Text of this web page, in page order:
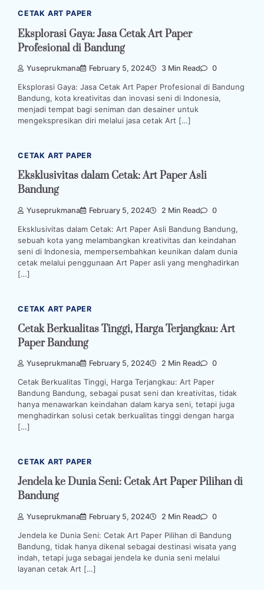
CETAK ART PAPER
Eksplorasi Gaya: Jasa Cetak Art Paper
Profesional di Bandung
Yuseprukmana February 5, 2024 3 Min Read 0
Eksplorasi Gaya: Jasa Cetak Art Paper Profesional di Bandung
Bandung, kota kreativitas dan inovasi seni di Indonesia,
menjadi tempat bagi seniman dan desainer untuk
mengekspresikan diri melalui jasa cetak Art […]
CETAK ART PAPER
Eksklusivitas dalam Cetak: Art Paper Asli
Bandung
Yuseprukmana February 5, 2024 2 Min Read 0
Eksklusivitas dalam Cetak: Art Paper Asli Bandung Bandung,
sebuah kota yang melambangkan kreativitas dan keindahan
seni di Indonesia, mempersembahkan keunikan dalam dunia
cetak melalui penggunaan Art Paper asli yang menghadirkan
[…]
CETAK ART PAPER
Cetak Berkualitas Tinggi, Harga Terjangkau: Art
Paper Bandung
Yuseprukmana February 5, 2024 2 Min Read 0
Cetak Berkualitas Tinggi, Harga Terjangkau: Art Paper
Bandung Bandung, sebagai pusat seni dan kreativitas, tidak
hanya menawarkan keindahan dalam karya seni, tetapi juga
menghadirkan solusi cetak berkualitas tinggi dengan harga
[…]
CETAK ART PAPER
Jendela ke Dunia Seni: Cetak Art Paper Pilihan di
Bandung
Yuseprukmana February 5, 2024 2 Min Read 0
Jendela ke Dunia Seni: Cetak Art Paper Pilihan di Bandung
Bandung, tidak hanya dikenal sebagai destinasi wisata yang
indah, tetapi juga sebagai jendela ke dunia seni melalui
layanan cetak Art […]